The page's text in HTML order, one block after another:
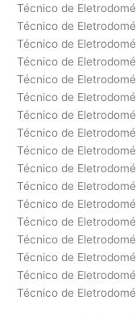
Técnico de
Técnico de
Técnico de
Técnico de
Técnico de
Técnico de
Técnico de
Técnico de
Técnico de
Técnico de
Técnico de
Técnico de
Técnico de
Técnico de
Técnico de
Técnico de
Técnico de